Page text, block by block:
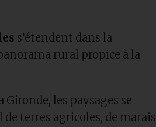
s’étendent dans la
rural propice à la
Gironde, les paysages se
terres agricoles, de marais